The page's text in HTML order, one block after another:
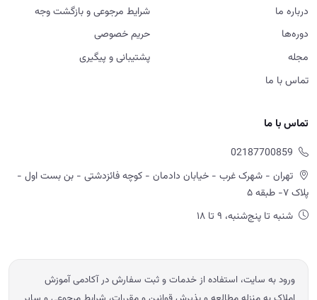
درباره ما
دوره‌ها
مجله
تماس با ما
شرایط مرجوعی و بازگشت وجه
حریم خصوصی
پشتیبانی و پیگیری
تماس با ما
02187700859
تهران - شهرک غرب - خیابان دادمان - کوچه فائزدشتی - بن بست اول -
پلاک ۷- طبقه ۵
شنبه تا پنج‌شنبه، ۹ تا ۱۸
ورود به سایت، استفاده از خدمات و ثبت سفارش در آکادمی آموزش